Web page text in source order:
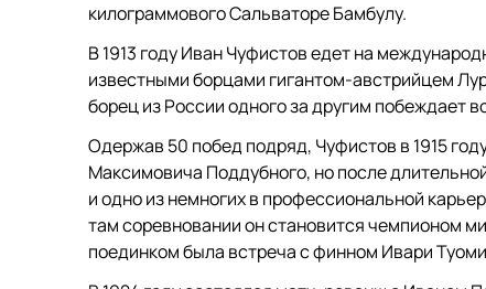
килограммового Сальваторе Бамбулу.
В 1913 году Иван Чуфистов едет на
известными борцами гигантом-австрийцем
борец из России одного за другим побеждает
Одержав 50 побед подряд, Чуфистов в 1915
Максимовича Поддубного, но после
и одно из немногих в профессиональной
там соревновании он становится чемпионом
поединком была встреча с финном Ивари